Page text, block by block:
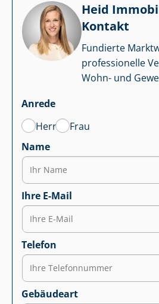
Heid
Kontakt
Fundierte
professionelle
Wohn- und
Anrede
Herr
Frau
Name
Ihre E-Mail
Telefon
Gebäudeart